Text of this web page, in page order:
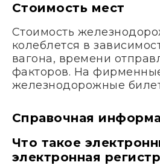
Стоимость мест
Стоимость
колеблется в
вагона, времени
факторов. На
железнодорожные
Справочная
Что такое
электронная